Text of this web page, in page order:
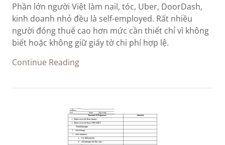
Phần lớn người Việt làm nail, tóc, Uber, DoorDash,
kinh doanh nhỏ đều là self-employed. Rất nhiều
người đóng thuế cao hơn mức cần thiết chỉ vì không
biết hoặc không giữ giấy tờ chi phí hợp lệ.
Continue Reading